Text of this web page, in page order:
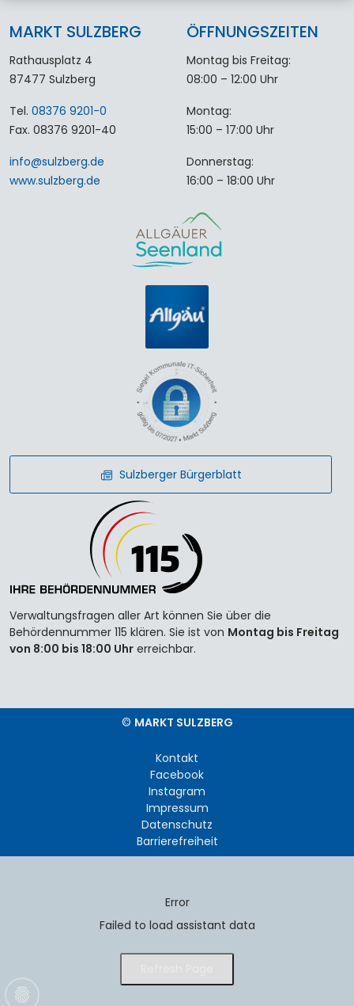
MARKT SULZBERG
Rathausplatz 4
87477 Sulzberg
Tel. 08376 9201-0
Fax. 08376 9201-40
info@sulzberg.de
www.sulzberg.de
ÖFFNUNGSZEITEN
Montag bis Freitag:
08:00 – 12:00 Uhr
Montag:
15:00 – 17:00 Uhr
Donnerstag:
16:00 – 18:00 Uhr
Sulzberger Bürgerblatt
Verwaltungsfragen aller Art können Sie über die
Behördennummer 115 klären. Sie ist von Montag bis Freitag
von 8:00 bis 18:00 Uhr erreichbar.
© MARKT SULZBERG
Kontakt
Facebook
Instagram
Impressum
Datenschutz
Barrierefreiheit
Error
Failed to load assistant data